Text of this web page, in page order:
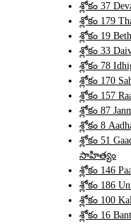
శ్లోకం 37
శ్లోకం 179
శ్లోకం 19
శ్లోకం 33
శ్లోకం 78
శ్లోకం 170
శ్లోకం 157
శ్లోకం 87
శ్లోకం 8
శ్లోకం 51
సాహిత్యం
శ్లోకం 146
శ్లోకం 186
శ్లోకం 100
శ్లోకం 16